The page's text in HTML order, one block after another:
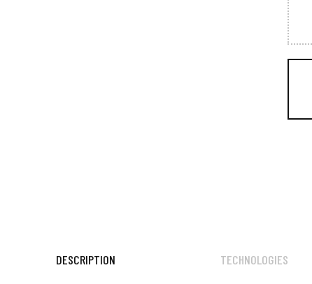
DESCRIPTION TECHNOLOGIES